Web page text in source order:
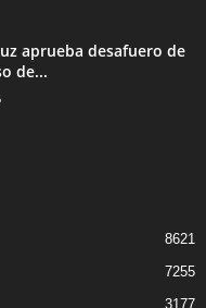
aprueba desafuero de
de...
8621
7255
3177